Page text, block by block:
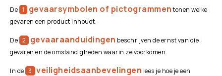
De 1 gevaarsymbolen of pictogrammentonen welke
gevaren een product inhoudt.
De 2 gevaaraanduidingen beschrijven de ernst van die
gevaren en de omstandigheden waarin ze voorkomen.
In de 3 veiligheidsaanbevelingen lees je hoe je een